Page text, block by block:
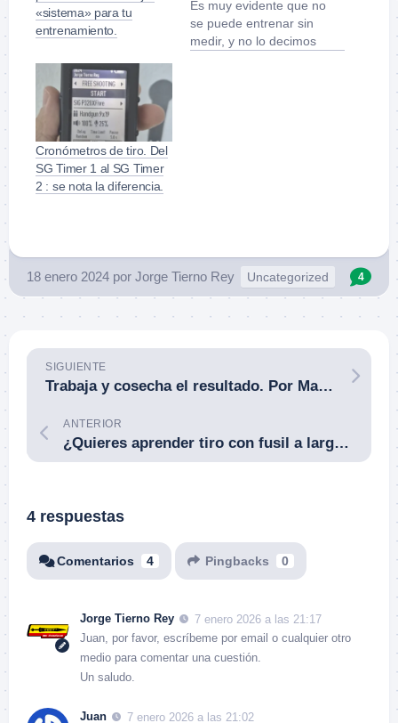
«sistema» para tu
entrenamiento.
Es muy evidente que no
se puede entrenar sin
medir, y no lo decimos
coinciden con…
Cronómetros de tiro. Del
SG Timer 1 al SG Timer
2 : se nota la diferencia.
18 enero 2024 por Jorge Tierno Rey Uncategorized 4
SIGUIENTE
Trabaja y cosecha el resultado. Por Matt Pranka.
ANTERIOR
¿Quieres aprender tiro con fusil a larga distancia? Nace la Escuela de Tiro ¡IMPACTO!
4 respuestas
Comentarios 4 Pingbacks 0
Jorge Tierno Rey
7 enero 2026 a las 21:17
Juan, por favor, escríbeme por email o cualquier otro
medio para comentar una cuestión.
Un saludo.
Juan
7 enero 2026 a las 21:02